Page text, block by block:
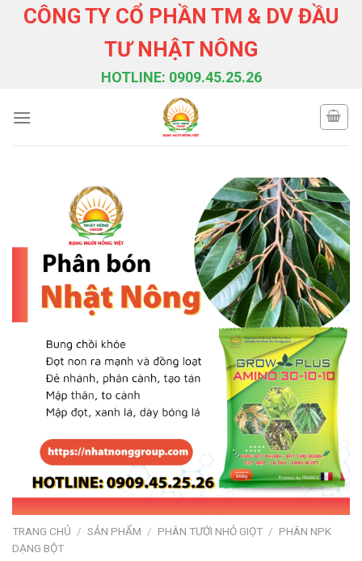
SkipCÔNG TY CỔ PHẦN TM & DV ĐẦU
TƯ NHẬT NÔNG
HOTLINE: 0909.45.25.26
TRANG CHỦ / SẢN PHẨM / PHÂN TƯỚI NHỎ GIỌT / PHÂN NPK
DẠNG BỘT